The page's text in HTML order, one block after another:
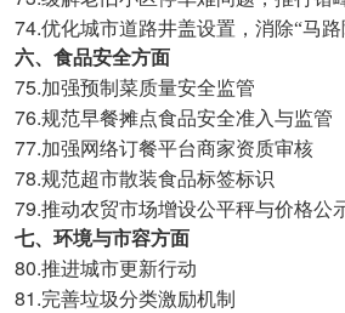
74.优化城市道路井盖设置，消除“马路
六、食品安全方面
75.加强预制菜质量安全监管
76.规范早餐摊点食品安全准入与监管
77.加强网络订餐平台商家资质审核
78.规范超市散装食品标签标识
79.推动农贸市场增设公平秤与价格公
七、环境与市容方面
80.推进城市更新行动
81.完善垃圾分类激励机制